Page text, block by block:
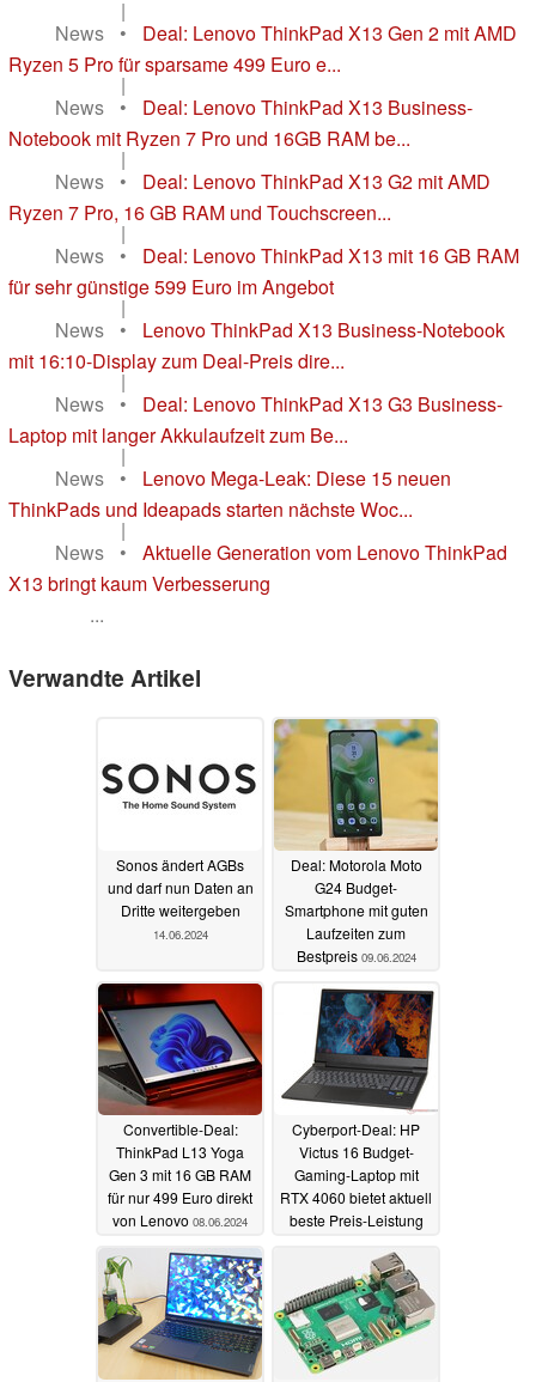
|
News
•
Deal: Lenovo ThinkPad X13 Gen 2 mit AMD
Ryzen 5 Pro für sparsame 499 Euro e...
|
News
•
Deal: Lenovo ThinkPad X13 Business-
Notebook mit Ryzen 7 Pro und 16GB RAM be...
|
News
•
Deal: Lenovo ThinkPad X13 G2 mit AMD
Ryzen 7 Pro, 16 GB RAM und Touchscreen...
|
News
•
Deal: Lenovo ThinkPad X13 mit 16 GB RAM
für sehr günstige 599 Euro im Angebot
|
News
•
Lenovo ThinkPad X13 Business-Notebook
mit 16:10-Display zum Deal-Preis dire...
|
News
•
Deal: Lenovo ThinkPad X13 G3 Business-
Laptop mit langer Akkulaufzeit zum Be...
|
News
•
Lenovo Mega-Leak: Diese 15 neuen
ThinkPads und Ideapads starten nächste Woc...
|
News
•
Aktuelle Generation vom Lenovo ThinkPad
X13 bringt kaum Verbesserung
...
Verwandte Artikel
Sonos ändert AGBs
und darf nun Daten an
Dritte weitergeben
14.06.2024
Deal: Motorola Moto
G24 Budget-
Smartphone mit guten
Laufzeiten zum
Bestpreis 09.06.2024
Convertible-Deal:
ThinkPad L13 Yoga
Gen 3 mit 16 GB RAM
für nur 499 Euro direkt
von Lenovo 08.06.2024
Cyberport-Deal: HP
Victus 16 Budget-
Gaming-Laptop mit
RTX 4060 bietet aktuell
beste Preis-Leistung